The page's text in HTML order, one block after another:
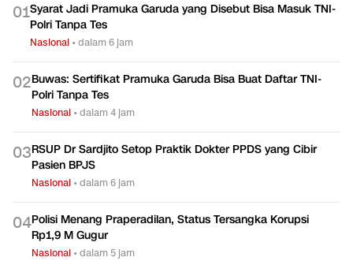
01Syarat Jadi Pramuka Garuda yang Disebut Bisa Masuk TNI-
Polri Tanpa Tes
Nasional •dalam 6 jam
02Buwas: Sertifikat Pramuka Garuda Bisa Buat Daftar TNI-
Polri Tanpa Tes
Nasional •dalam 4 jam
03RSUP Dr Sardjito Setop Praktik Dokter PPDS yang Cibir
Pasien BPJS
Nasional •dalam 6 jam
04Polisi Menang Praperadilan, Status Tersangka Korupsi
Rp1,9 M Gugur
Nasional •dalam 5 jam